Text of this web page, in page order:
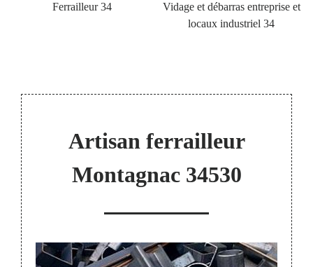
Ferrailleur 34
Vidage et débarras entreprise et
locaux industriel 34
Artisan ferrailleur
Montagnac 34530